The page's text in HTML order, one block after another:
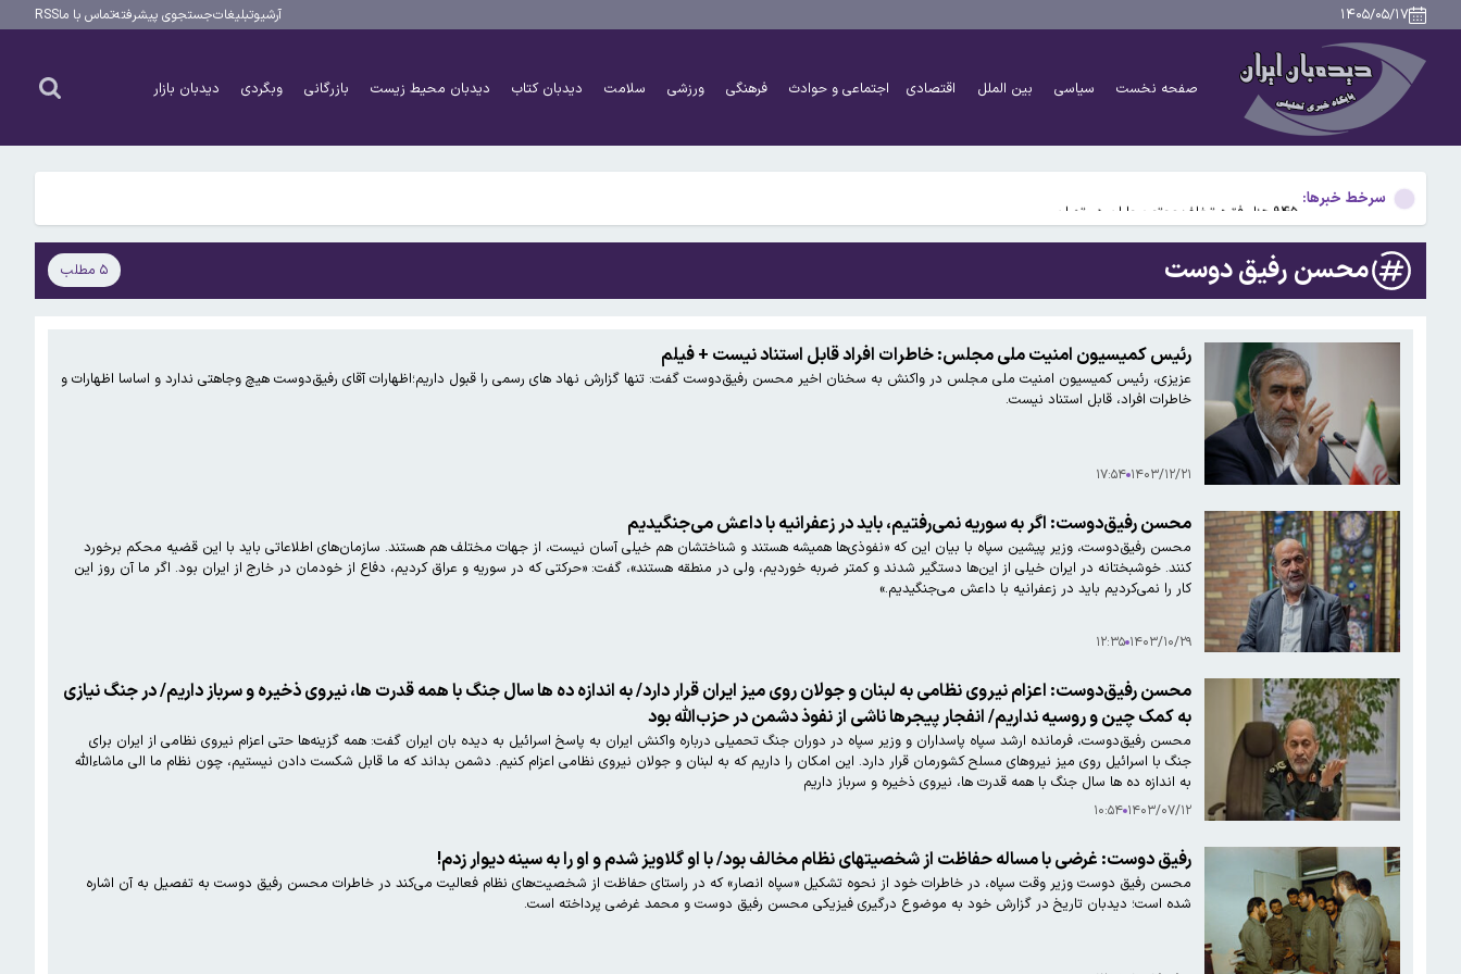
۱۴۰۵/۰۵/۱۷ آرشیوتبلیغاتجستجوی پیشرفتهتماس با ماRSS
صفحه نخست سیاسی بین الملل اقتصادی اجتماعی و حوادث فرهنگی ورزشی سلامت دیدبان کتاب دیدبان محیط زیست بازرگانی وبگردی دیدبان بازار
سرخط خبرها:
پاکستان هزینه انبارداری کانتینرهای ایرانی را ۸۰ درصد کاهش داد
علت اصلی آلودگی هوای تهران در روزهای اخیر چه بود؟
پزشکیان: امروز مهم‌ترین نگرانی‌ام معیشت مردم است
نزولی شدن رشد سالانه مصرف برق در کشور/افزایش پاداش گزارش ماینر غیرمجاز
علت اصلی آلودگی هوای تهران در روزهای اخیر چه بود؟
پزشکیان: امروز مهم‌ترین نگرانی‌ام معیشت مردم است
محسن رفیق دوست ۵ مطلب
رئیس کمیسیون امنیت ملی مجلس: خاطرات افراد قابل استناد نیست + فیلم
عزیزی، رئیس کمیسیون امنیت ملی مجلس در واکنش به سخنان اخیر محسن رفیق‌دوست گفت: تنها گزارش نهاد های رسمی را قبول داریم؛اظهارات آقای رفیق‌دوست هیچ وجاهتی ندارد و اساسا اظهارات و
خاطرات افراد، قابل استناد نیست.
۱۴۰۳/۱۲/۲۱ ۱۷:۵۴
محسن رفیق‌دوست: اگر به سوریه نمی‌رفتیم، باید در زعفرانیه با داعش می‌جنگیدیم
محسن رفیق‌دوست، وزیر پیشین سپاه با بیان این که «نفوذی‌ها همیشه هستند و شناختشان هم خیلی آسان نیست، از جهات مختلف هم هستند. سازمان‌های اطلاعاتی باید با این قضیه محکم برخورد
کنند. خوشبختانه در ایران خیلی از این‌ها دستگیر شدند و کمتر ضربه خوردیم، ولی در منطقه هستند»، گفت: «حرکتی که در سوریه و عراق کردیم، دفاع از خودمان در خارج از ایران بود. اگر ما آن روز این
کار را نمی‌کردیم باید در زعفرانیه با داعش می‌جنگیدیم.»
۱۴۰۳/۱۰/۲۹ ۱۲:۳۵
محسن رفیق‌دوست: اعزام نیروی نظامی به لبنان و جولان روی میز ایران قرار دارد/ به اندازه ده ها سال جنگ با همه قدرت ها، نیروی ذخیره و سرباز داریم/ در جنگ نیازی
به کمک چین و روسیه نداریم/ انفجار پیجرها ناشی از نفوذ دشمن در حزب‌الله بود
محسن رفیق‌دوست، فرمانده ارشد سپاه پاسداران و وزیر سپاه در دوران جنگ تحمیلی درباره واکنش ایران به پاسخ اسرائیل به دیده بان ایران گفت: همه گزینه‌ها حتی اعزام نیروی نظامی از ایران برای
جنگ با اسرائیل روی میز نیروهای مسلح کشورمان قرار دارد. این امکان را داریم که به لبنان و جولان نیروی نظامی اعزام کنیم. دشمن بداند که ما قابل شکست دادن نیستیم، چون نظام ما الی ماشاءالله
به اندازه ده ها سال جنگ با همه قدرت ها، نیروی ذخیره و سرباز داریم
۱۴۰۳/۰۷/۱۲ ۱۰:۵۴
رفیق دوست: غرضی با مساله حفاظت از شخصیتهای نظام مخالف بود/ با او گلاویز شدم و او را به سینه دیوار زدم!
محسن رفیق دوست وزیر وقت سپاه، در خاطرات خود از نحوه تشکیل «سپاه انصار» که در راستای حفاظت از شخصیت‌های نظام فعالیت می‌کند در خاطرات محسن رفیق دوست به تفصیل به آن اشاره
شده است؛ دیدبان تاریخ در گزارش خود به موضوع درگیری فیزیکی محسن رفیق دوست و محمد غرضی پرداخته است.